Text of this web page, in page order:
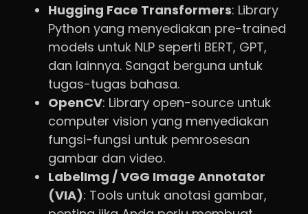
Hugging Face Transformers: Library
Python yang menyediakan pre-trained
models untuk NLP seperti BERT, GPT,
dan lainnya. Sangat berguna untuk
tugas-tugas bahasa.
OpenCV: Library open-source untuk
computer vision yang menyediakan
fungsi-fungsi untuk pemrosesan
gambar dan video.
LabelImg / VGG Image Annotator
(VIA): Tools untuk anotasi gambar,